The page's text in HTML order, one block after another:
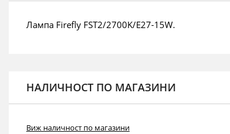
Лампа Firefly FST2/2700K/E27-15W.
НАЛИЧНОСТ ПО МАГАЗИНИ
Виж наличност по магазини